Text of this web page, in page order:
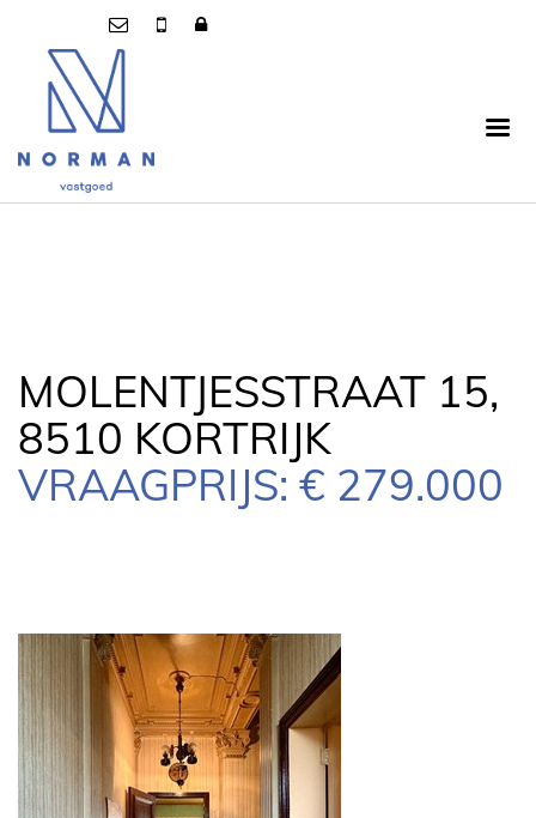
MOLENTJESSTRAAT 15,
8510 KORTRIJK
VRAAGPRIJS: € 279.000